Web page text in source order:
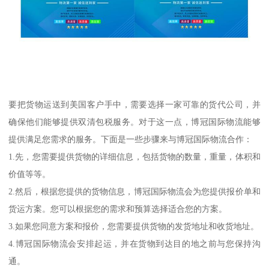
要把货物运送到美国客户手中，需要选择一家可靠的货代公司，并
确保他们能够提供双清包税服务。对于这一点，博冠国际物流能够
提供满足您需求的服务。下面是一些步骤来与博冠国际物流合作：
1.先，您需要提供货物的详细信息，包括货物的数量，重量，体积和
价值等等。
2.然后，根据您提供的货物信息，博冠国际物流会为您提供报价单和
货运方案。您可以根据您的需求和预算选择适合您的方案。
3.如果您同意方案和报价，您需要提供货物的发货地址和收货地址。
4.博冠国际物流会安排起运，并在货物到达目的地之前与您保持沟
通。